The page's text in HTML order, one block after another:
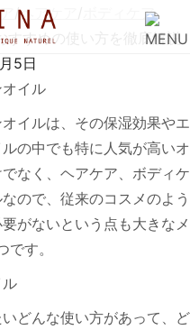
/ヘアケア
ボディケア
すすめの使い方を徹底解説
5日
イルは、その保湿効果やエ
の中でも特に人気が高いオ
なく、ヘアケア、ボディケ
ので、従来のコスメのよう
がないという点も大きなメ
です。
どんな使い方があって、ど